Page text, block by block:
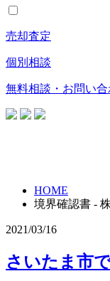
売却査定
個別相談
無料相談・お問い
HOME
境界確認書 -
2021/03/16
さいたま市